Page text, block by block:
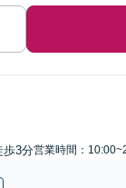
歩3分営業時間：